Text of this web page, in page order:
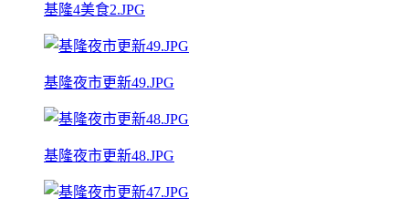
基隆4美食2.JPG
基隆夜市更新49.JPG
基隆夜市更新48.JPG